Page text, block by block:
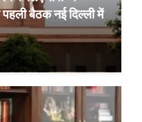
पहली बैठक नई दिल्ली में